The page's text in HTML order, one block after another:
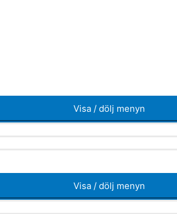
Visa / dölj menyn
Visa / dölj menyn